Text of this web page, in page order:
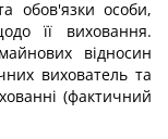
обов'язки особи,
її виховання.
відносин
вихователь та
(фактичний